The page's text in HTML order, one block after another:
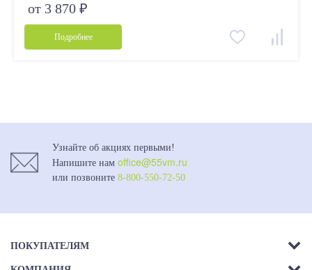
от 3 870 ₽
Подробнее
Узнайте об акциях первыми!
Напишите нам office@55vm.ru
или позвоните 8-800-550-72-50
ПОКУПАТЕЛЯМ